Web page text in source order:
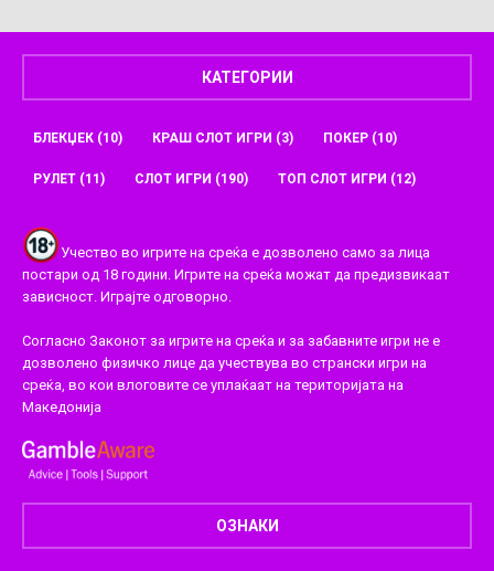
КАТЕГОРИИ
БЛЕКЏЕК (10) КРАШ СЛОТ ИГРИ (3) ПОКЕР (10)
РУЛЕТ (11) СЛОТ ИГРИ (190) ТОП СЛОТ ИГРИ (12)
Учество во игрите на среќа е дозволено само за лица
постари од 18 години. Игрите на среќа можат да предизвикаат
зависност. Играјте одговорно.
Согласно Законот за игрите на среќа и за забавните игри не е
дозволено физичко лице да учествува во странски игри на
среќа, во кои влоговите се уплаќаат на територијата на
Македонија
ОЗНАКИ